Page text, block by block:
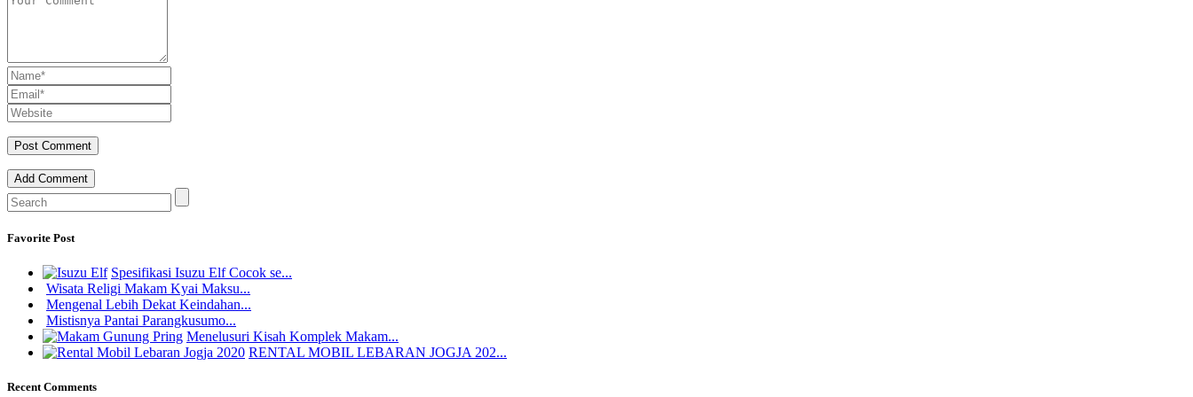
Add Comment
Favorite Post
Spesifikasi Isuzu Elf Cocok se...
Wisata Religi Makam Kyai Maksu...
Mengenal Lebih Dekat Keindahan...
Mistisnya Pantai Parangkusumo...
Menelusuri Kisah Komplek Makam...
RENTAL MOBIL LEBARAN JOGJA 202...
Recent Comments